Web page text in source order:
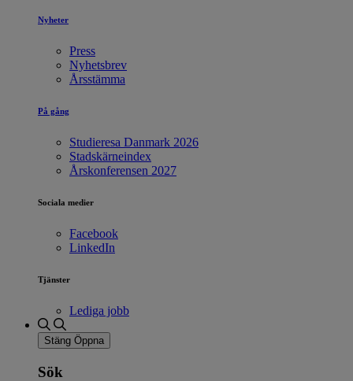
Nyheter
Press
Nyhetsbrev
Årsstämma
På gång
Studieresa Danmark 2026
Stadskärneindex
Årskonferensen 2027
Sociala medier
Facebook
LinkedIn
Tjänster
Lediga jobb
Stäng Öppna
Sök